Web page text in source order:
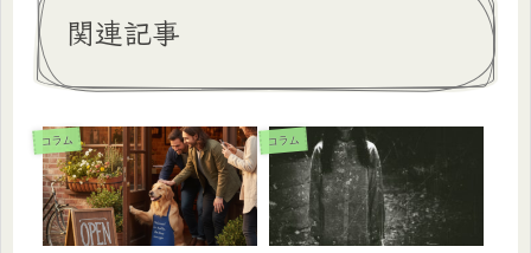
関連記事
コラム コラム